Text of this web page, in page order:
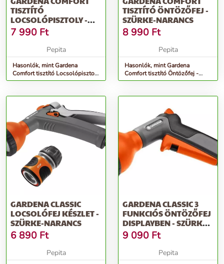
TISZTÍTÓ
LOCSOLÓPISZTOLY -
SZÜRKE-NARANCS
7 990 Ft
Pepita
Hasonlók, mint Gardena
Comfort tisztító Locsolópisztoly
- szürke-narancs
TISZTÍTÓ ÖNTÖZŐFEJ -
SZÜRKE-NARANCS
8 990 Ft
Pepita
Hasonlók, mint Gardena
Comfort tisztító Öntözőfej -
szürke-narancs
GARDENA CLASSIC
LOCSOLÓFEJ KÉSZLET -
SZÜRKE-NARANCS
6 890 Ft
Pepita
GARDENA CLASSIC 3
FUNKCIÓS ÖNTÖZŐFEJ
DISPLAYBEN - SZÜRKE-
NARANCS
9 090 Ft
Pepita